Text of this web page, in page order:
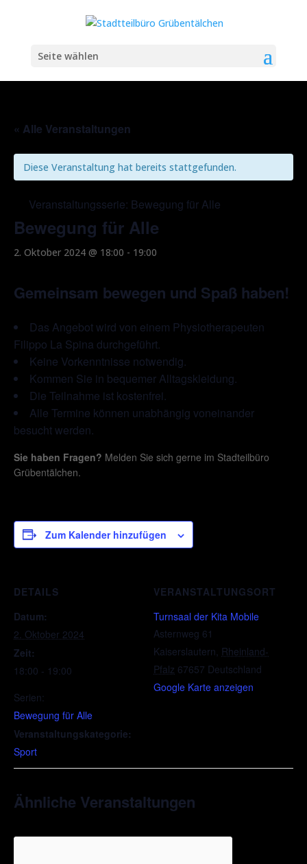
Seite wählen
« Alle Veranstaltungen
Diese Veranstaltung hat bereits stattgefunden.
Veranstaltungsserie: Bewegung für Alle
Bewegung für Alle
2. Oktober 2024 @ 18:00 - 19:00
Gemeinsam bewegen und Spaß haben!
Das Angebot wird von einem Physiotherapeuten
Filippo La Spina durchgeführt.
Keine Vorkenntnisse notwendig.
Kommen Sie in bequemer Alltagskleidung.
Die Teilnahme ist kostenfrei.
Alle Termine können unabhängig voneinander
besucht werden.
Sie haben Fragen? Melden Sie sich gerne im Stadteilbüro
Grübentälchen.
Zum Kalender hinzufügen
DETAILS
Datum:
2. Oktober 2024
Zeit:
18:00 - 19:00
Serien:
Bewegung für Alle
Veranstaltungskategorie:
Sport
VERANSTALTUNGSORT
Turnsaal der Kita Mobile
Asternweg 61
Kaiserslautern Rheinland-
Pfalz 67657 Deutschland
Google Karte anzeigen
Ähnliche Veranstaltungen